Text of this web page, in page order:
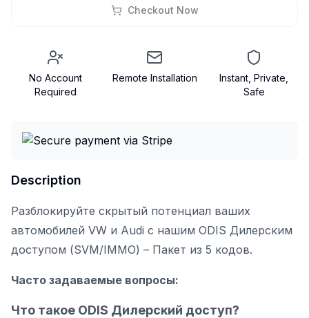
Checkout Now
No Account
Required
Remote Installation
Instant, Private,
Safe
Description
Разблокируйте скрытый потенциал ваших
автомобилей VW и Audi с нашим ODIS Дилерским
доступом (SVM/IMMO) – Пакет из 5 кодов.
Часто задаваемые вопросы:
Что такое ODIS Дилерский доступ?